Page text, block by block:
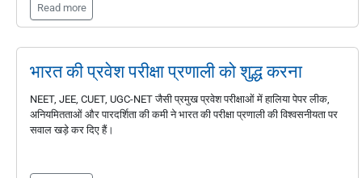
Read more
भारत की प्रवेश परीक्षा प्रणाली को शुद्ध करना
NEET, JEE, CUET, UGC-NET जैसी प्रमुख प्रवेश परीक्षाओं में हालिया पेपर लीक,
अनियमितताओं और पारदर्शिता की कमी ने भारत की परीक्षा प्रणाली की विश्वसनीयता पर
सवाल खड़े कर दिए हैं।